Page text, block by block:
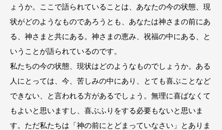
ょうか。ここで語られていることは、あなたの今の状態、現
状がどのようなものであろうとも、あなたは神さまの前にあ
る、神さまと共にある。神さまの恵み、祝福の中にある、と
いうことが語られているのです。
私たちの今の状態、現状はどのようなものでしょうか。ある
人にとっては、今、苦しみの中にあり、とても喜ぶことなど
できない、と言われる方があるでしょう。無理に喜ばなくて
もよいと思いますし、喜ぶふりをする必要もないと思いま
す。ただ私たちは「神の前にとどまっていなさい」とありま